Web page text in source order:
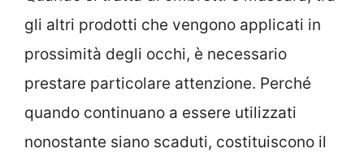
gli altri prodotti che vengono applicati in
prossimità degli occhi, è necessario
prestare particolare attenzione. Perché
quando continuano a essere utilizzati
nonostante siano scaduti, costituiscono il